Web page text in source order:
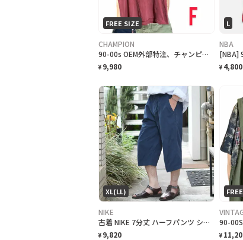
FREE SIZE
CHAMPION
90-00s OEM外部特注、チャンピオン、刺繍ロゴ鹿子ヘビーウェイトT F フェード
¥ 9,980
L
NBA
¥ 4,800
XL(LL)
NIKE
古着 NIKE 7分丈 ハーフパンツ ショーツ クロップドパンツ ネイビー 紺色
¥ 9,820 ¥